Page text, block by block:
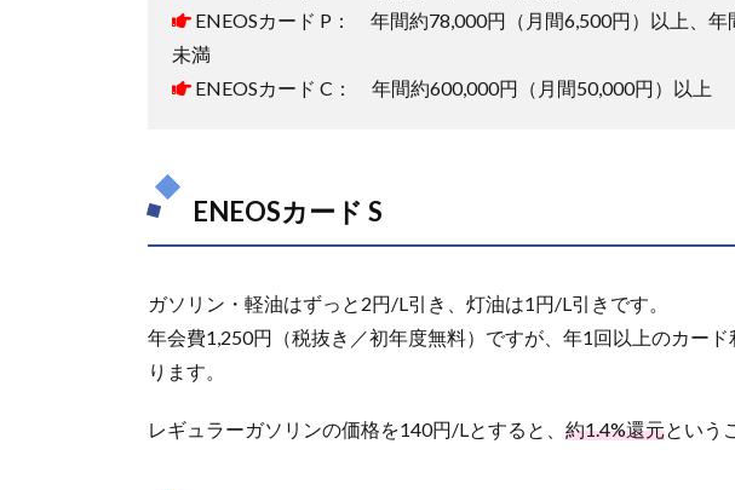
1.3.
C
NICOS
ード (JCB,
NICOS)、
ード
NICOS)
ENEOSカード P： 年間約78,000円（月間6,500円）以上、年
未満
ENEOSカード C： 年間約600,000円（月間50,000円）以上
ENEOSカード S
ガソリン・軽油はずっと2円/L引き、灯油は1円/L引きです。
年会費1,250円（税抜き／初年度無料）ですが、年1回以上のカー
ります。
レギュラーガソリンの価格を140円/Lとすると、 約1.4%還元という